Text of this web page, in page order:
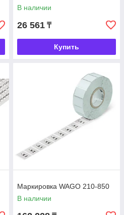
В наличии
26 561 ₸
Купить
Маркировка WAGO 210-850
В наличии